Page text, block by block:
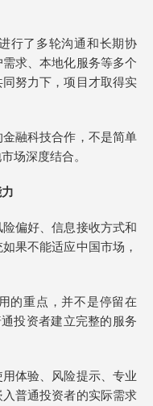
行了多轮沟通和长期协
求、本地化服务等多个
努力下，项目才取得实
融科技合作，不是简单
场深度结合。
偏好、信息接收方式和
果不能适应中国市场，
的重点，并不是停留在
投资者建立完整的服务
体验、风险提示、专业
普通投资者的实际需求